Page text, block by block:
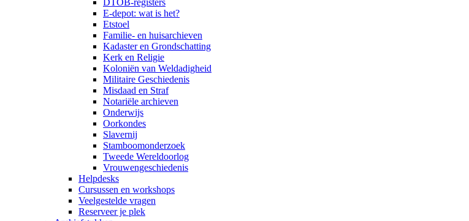
DTOB-registers
E-depot: wat is het?
Etstoel
Familie- en huisarchieven
Kadaster en Grondschatting
Kerk en Religie
Koloniën van Weldadigheid
Militaire Geschiedenis
Misdaad en Straf
Notariële archieven
Onderwijs
Oorkondes
Slavernij
Stamboomonderzoek
Tweede Wereldoorlog
Vrouwengeschiedenis
Helpdesks
Cursussen en workshops
Veelgestelde vragen
Reserveer je plek